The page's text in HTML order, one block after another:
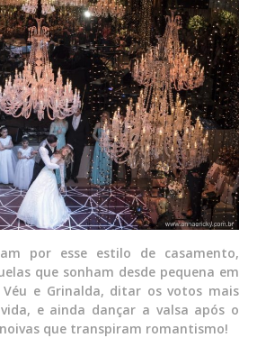
por esse estilo de casamento,
que sonham desde pequena em
e Grinalda, ditar os votos mais
e ainda dançar a valsa após o
que transpiram romantismo!